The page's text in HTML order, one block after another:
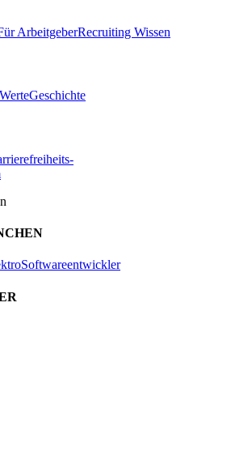
ArbeitgeberRecruiting Wissen
WerteGeschichte
Softwareentwickler